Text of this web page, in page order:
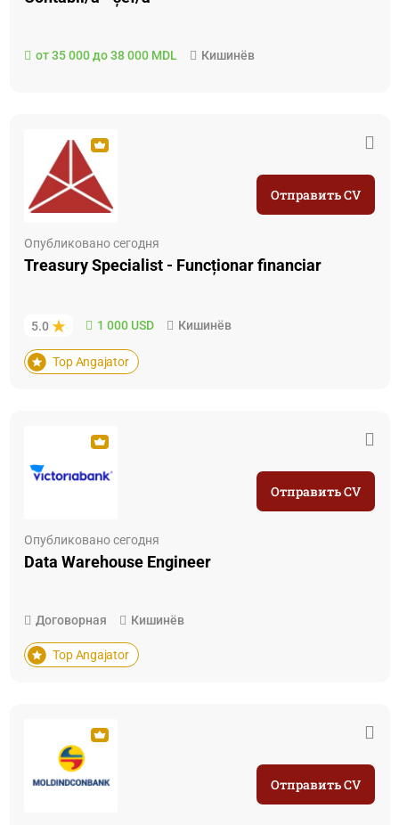
от 35 000 до 38 000 MDL Кишинёв
Опубликовано сегодня
Treasury Specialist - Funcționar financiar
5.0 1 000 USD Кишинёв
Top Angajator
Отправить CV
Опубликовано сегодня
Data Warehouse Engineer
Договорная Кишинёв
Top Angajator
Отправить CV
Отправить CV